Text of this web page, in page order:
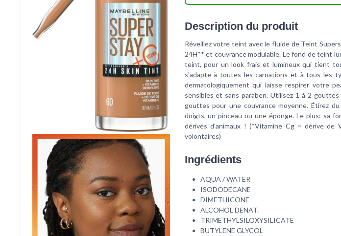
Description du produit
Réveillez votre teint avec le fluide de Teint
24H** et couvrance modulable. Le fond de teint
teint, pour un look frais et lumineux qui tient
s'adapte à toutes les carnations et à tous les
dermatologiquement qui laisse respirer votre
sensibles et sans paraben. Utilisez 1 à 2
gouttes pour une couvrance moyenne. Étirez
doigts, un pinceau ou une éponge. Le plus: sa
dérivés d'animaux ! (*Vitamine Cg = dérive de
volontaires)
Ingrédients
AQUA / WATER
ISODODECANE
DIMETHICONE
ALCOHOL DENAT.
TRIMETHYLSILOXYSILICATE
BUTYLENE GLYCOL